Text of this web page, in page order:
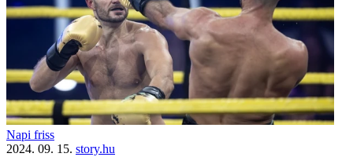
Napi friss
2024. 09. 15. story.hu